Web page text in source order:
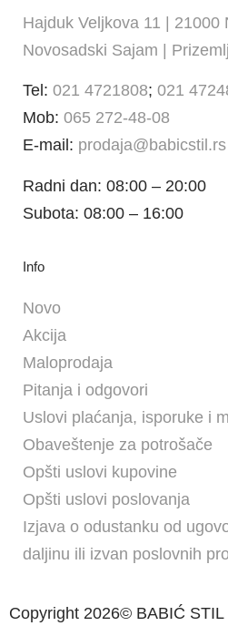
Hajduk Veljkova 11 | 21000
Novosadski Sajam |
Tel: 021 4721808; 021
Mob: 065 272-48-08
E-mail: prodaja@babicstil.rs
Radni dan: 08:00 – 20:00
Subota: 08:00 – 16:00
Info
Novo
Akcija
Maloprodaja
Pitanja i odgovori
Uslovi plaćanja, isporuke i
Obaveštenje za potrošače
Opšti uslovi kupovine
Opšti uslovi poslovanja
Izjava o odustanku od
daljinu ili izvan poslovnih
Copyright 2026© BABIĆ